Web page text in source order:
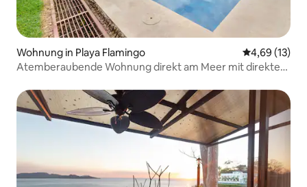
Wohnung in Playa Flamingo
4,69 (13)
Atemberaubende Wohnung direkt am Meer mit direktem